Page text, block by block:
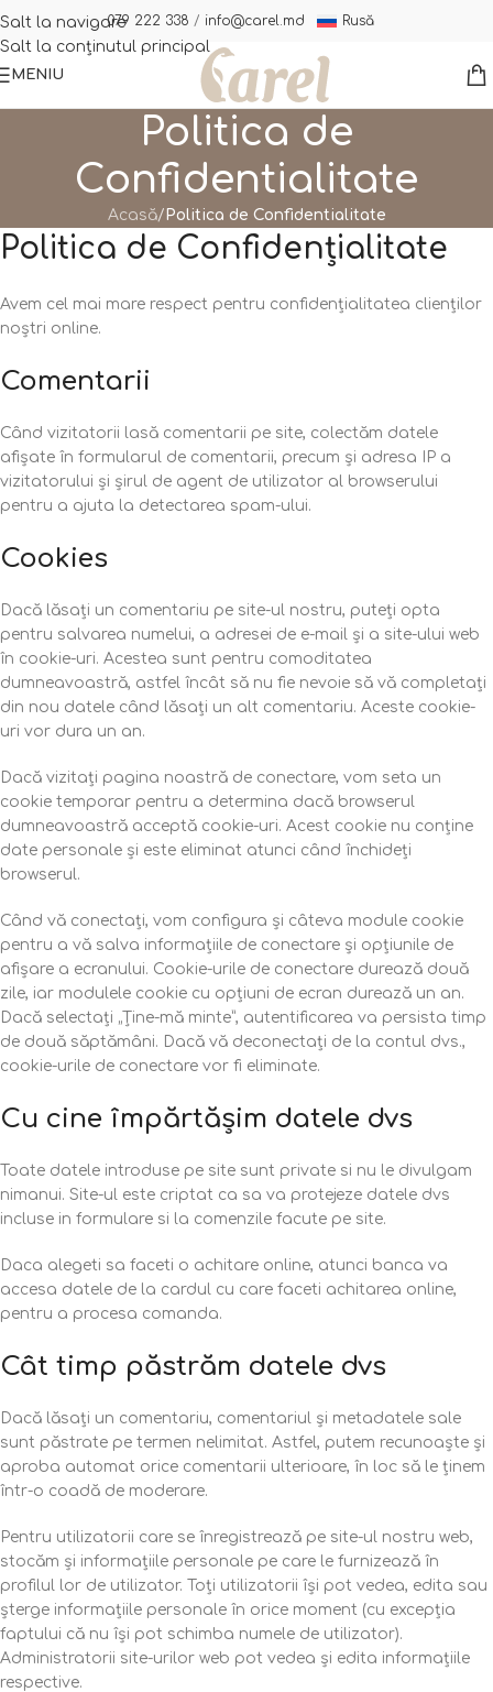
Salt la navigare
Salt la conținutul principal
079 222 338 / info@carel.md Rusă
MENIU
Politica de
Confidentialitate
Acasă/ Politica de Confidentialitate
Politica de Confidențialitate
Avem cel mai mare respect pentru confidențialitatea clienților
noștri online.
Comentarii
Când vizitatorii lasă comentarii pe site, colectăm datele
afișate în formularul de comentarii, precum și adresa IP a
vizitatorului și șirul de agent de utilizator al browserului
pentru a ajuta la detectarea spam-ului.
Cookies
Dacă lăsați un comentariu pe site-ul nostru, puteți opta
pentru salvarea numelui, a adresei de e-mail și a site-ului web
în cookie-uri. Acestea sunt pentru comoditatea
dumneavoastră, astfel încât să nu fie nevoie să vă completați
din nou datele când lăsați un alt comentariu. Aceste cookie-
uri vor dura un an.
Dacă vizitați pagina noastră de conectare, vom seta un
cookie temporar pentru a determina dacă browserul
dumneavoastră acceptă cookie-uri. Acest cookie nu conține
date personale și este eliminat atunci când închideți
browserul.
Când vă conectați, vom configura și câteva module cookie
pentru a vă salva informațiile de conectare și opțiunile de
afișare a ecranului. Cookie-urile de conectare durează două
zile, iar modulele cookie cu opțiuni de ecran durează un an.
Dacă selectați „Ține-mă minte”, autentificarea va persista timp
de două săptămâni. Dacă vă deconectați de la contul dvs.,
cookie-urile de conectare vor fi eliminate.
Cu cine împărtășim datele dvs
Toate datele introduse pe site sunt private si nu le divulgam
nimanui. Site-ul este criptat ca sa va protejeze datele dvs
incluse in formulare si la comenzile facute pe site.
Daca alegeti sa faceti o achitare online, atunci banca va
accesa datele de la cardul cu care faceti achitarea online,
pentru a procesa comanda.
Cât timp păstrăm datele dvs
Dacă lăsați un comentariu, comentariul și metadatele sale
sunt păstrate pe termen nelimitat. Astfel, putem recunoaște și
aproba automat orice comentarii ulterioare, în loc să le ținem
într-o coadă de moderare.
Pentru utilizatorii care se înregistrează pe site-ul nostru web,
stocăm și informațiile personale pe care le furnizează în
profilul lor de utilizator. Toți utilizatorii își pot vedea, edita sau
șterge informațiile personale în orice moment (cu excepția
faptului că nu își pot schimba numele de utilizator).
Administratorii site-urilor web pot vedea și edita informațiile
respective.